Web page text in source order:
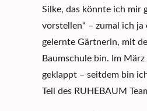
Silke, das könnte ich mir
vorstellen“ – zumal ich ja
gelernte Gärtnerin, mit
Baumschule bin. Im
geklappt – seitdem bin
Teil des RUHEBAUM